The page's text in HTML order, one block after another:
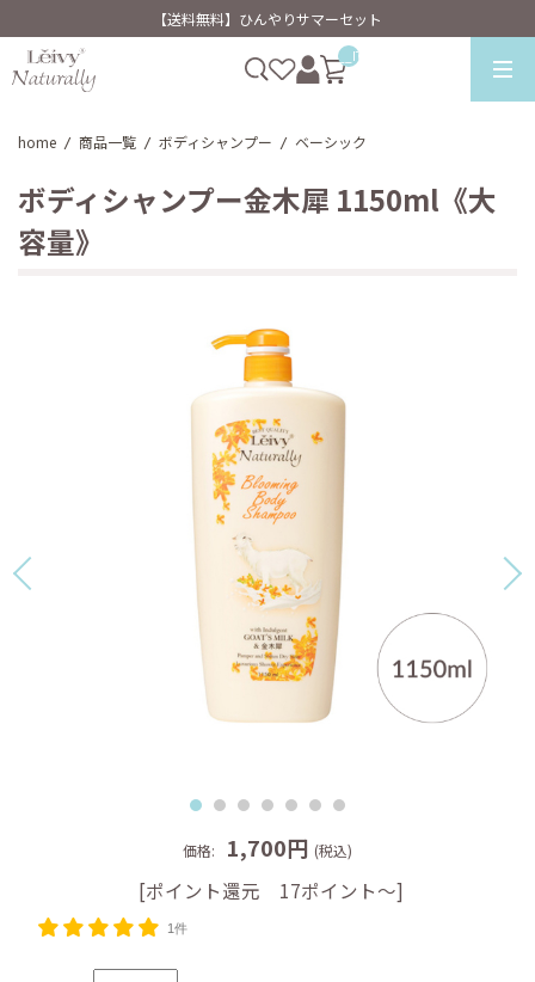
【送料無料】ひんやりサマーセット
__ITM_CNT__
home / 商品一覧 / ボディシャンプー / ベーシック
ボディシャンプー金木犀 1150ml《大
容量》
価格: 1,700円 (税込)
[ポイント還元 17ポイント～]
1件